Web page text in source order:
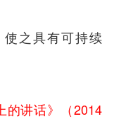
之具有可持续
讲话》（2014